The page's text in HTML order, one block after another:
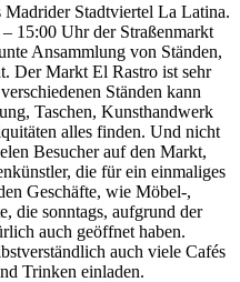
Stadtviertel La Latina.
15:00 Uhr der Straßenmarkt
Ansammlung von Ständen,
Der Markt El Rastro ist sehr
Ständen kann
Taschen, Kunsthandwerk
alles finden. Und nicht
Besucher auf den Markt,
die für ein einmaliges
Geschäfte, wie Möbel-,
die sonntags, aufgrund der
auch geöffnet haben.
auch viele Cafés
Trinken einladen.